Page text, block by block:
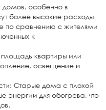
домов, особенно в
более высокие расходы
по сравнению с жителями
к
квартиры или
освещение и
Старые дома с плохой
энергии для обогрева, что